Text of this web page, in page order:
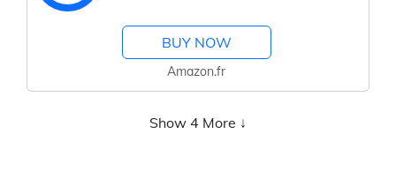
BUY NOW
Amazon.fr
Show 4 More ↓